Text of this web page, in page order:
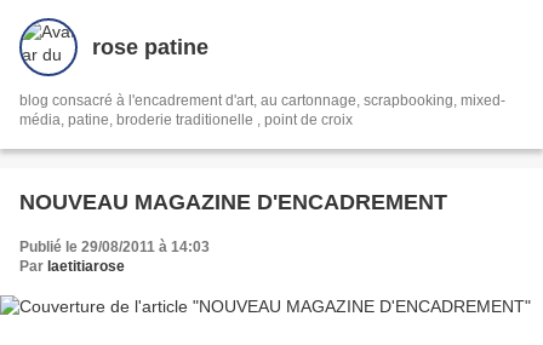
rose patine
blog consacré à l'encadrement d'art, au cartonnage, scrapbooking, mixed-
média, patine, broderie traditionelle , point de croix
NOUVEAU MAGAZINE D'ENCADREMENT
Publié le 29/08/2011 à 14:03
Par laetitiarose